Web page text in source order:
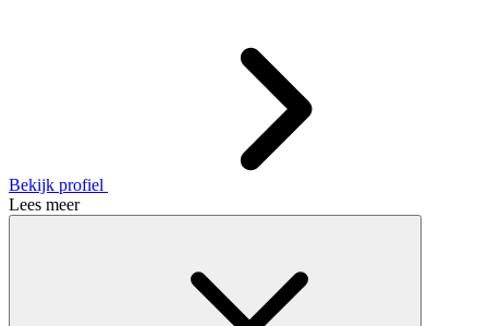
Bekijk profiel
Lees meer